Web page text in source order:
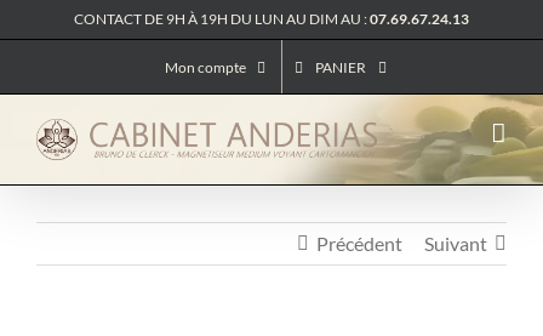
au
CONTACT DE 9H À 19H DU LUN AU DIM AU :07.69.67.24.13
Mon compte PANIER
Précédent Suivant